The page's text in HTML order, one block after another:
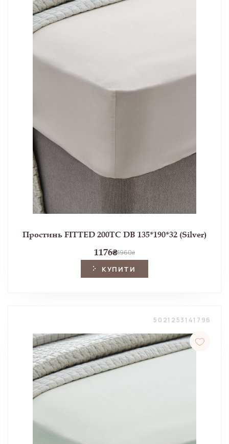
Простинь FITTED 200TC DB 135*190*32 (Silver)
1176₴1960₴
КУПИТИ
5021253141796